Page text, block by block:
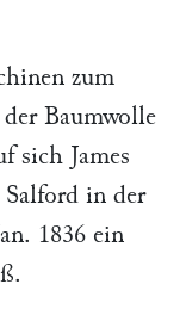
zum
Baumwolle
sich James
Salford in der
1836 ein